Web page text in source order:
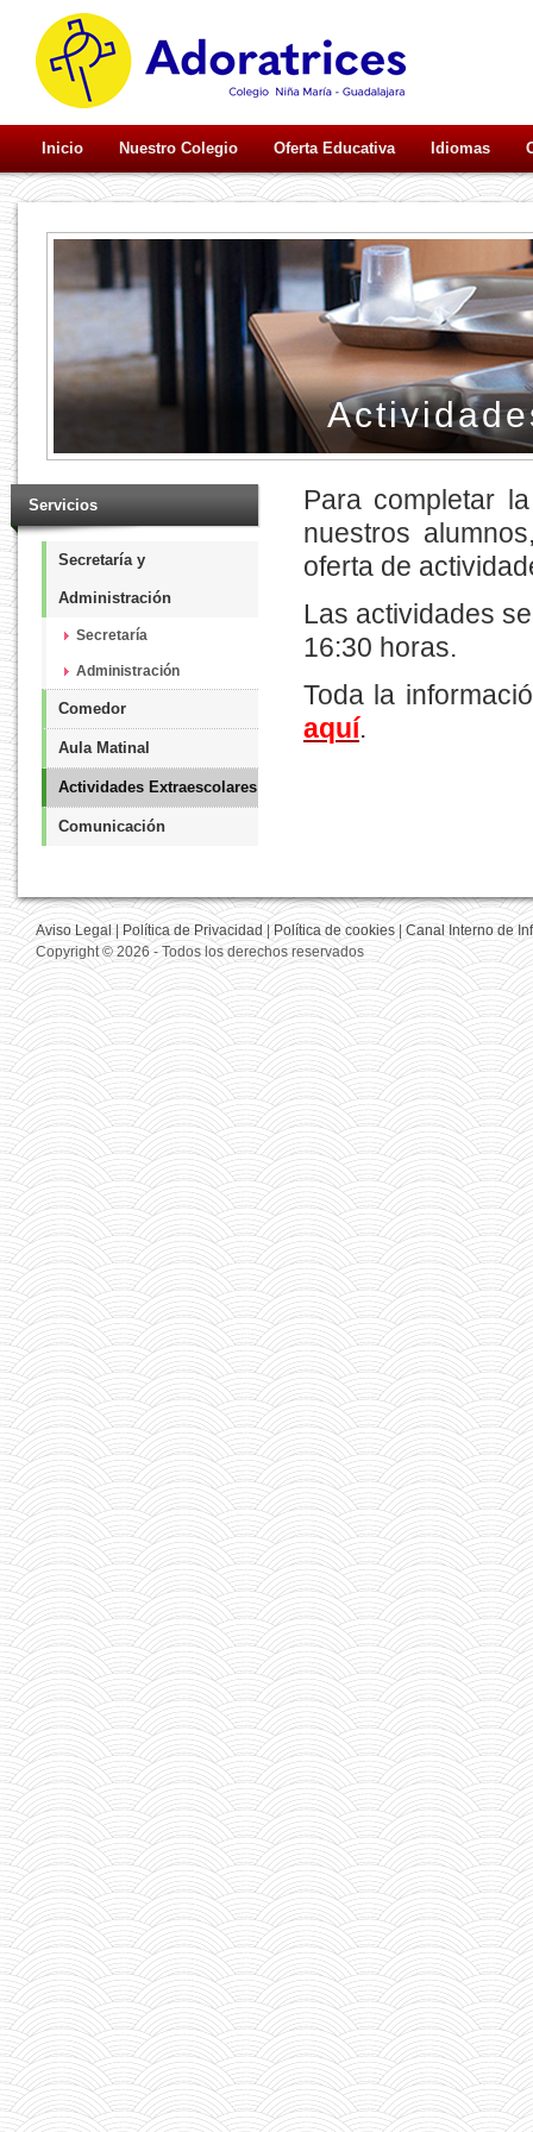
Inicio Nuestro Colegio Oferta Educativa Idiomas
Servicios
Secretaría y
Administración
Secretaría
Administración
Comedor
Aula Matinal
Actividades Extraescolares
Comunicación
Para completar
nuestros
oferta de
Las actividades
16:30 horas.
Toda la
aquí.
Aviso Legal| Política de Privacidad|Política de cookies|Canal Interno de
Copyright © 2026 - Todos los derechos reservados